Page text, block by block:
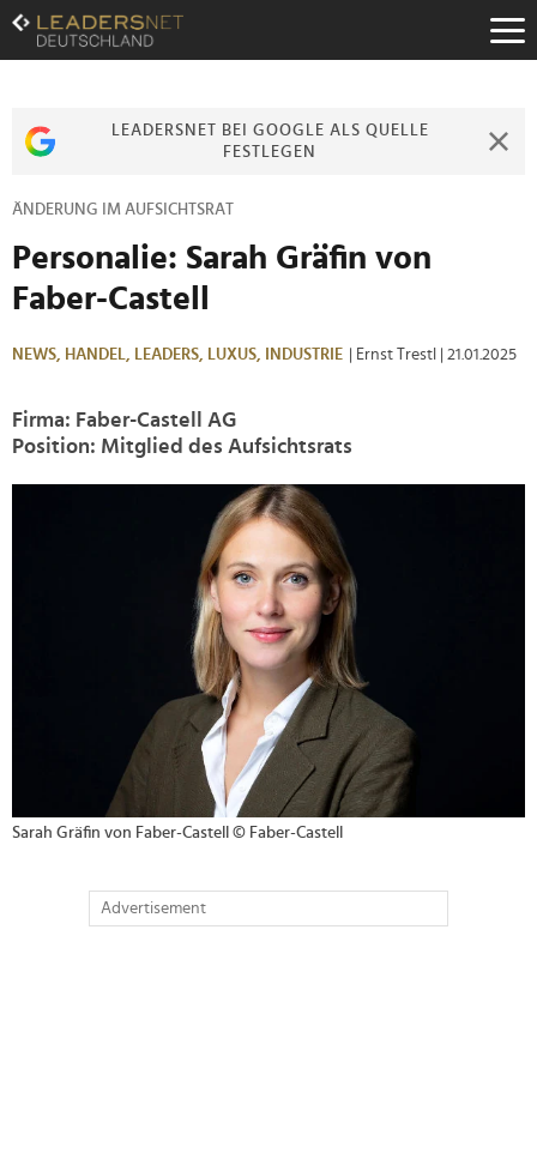
Zum
Inhalt
Zur
Zur
LEADERSNET BEI GOOGLE ALS QUELLE
FESTLEGEN
ÄNDERUNG IM AUFSICHTSRAT
Personalie: Sarah Gräfin von
Faber-Castell
NEWS, HANDEL, LEADERS, LUXUS, INDUSTRIE | Ernst Trestl | 21.01.2025
Firma: Faber-Castell AG
Position: Mitglied des Aufsichtsrats
Sarah Gräfin von Faber-Castell © Faber-Castell
Advertisement